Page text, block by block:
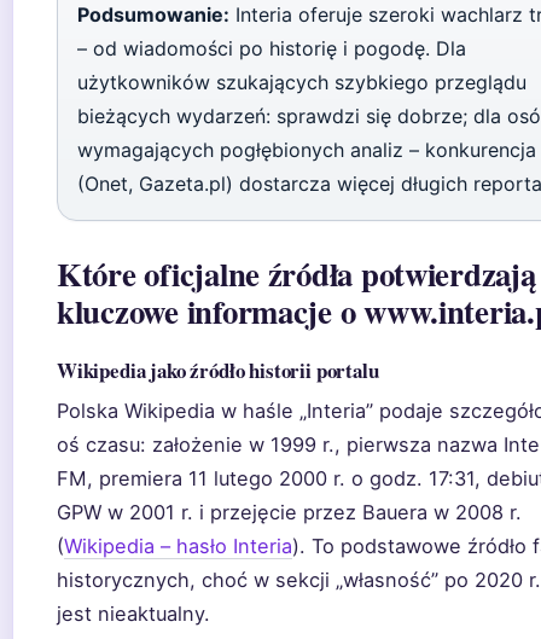
Podsumowanie: Interia oferuje szeroki wachlarz
– od wiadomości po historię i pogodę. Dla
użytkowników szukających szybkiego przeglądu
bieżących wydarzeń: sprawdzi się dobrze; dla
wymagających pogłębionych analiz – konkurencja
(Onet, Gazeta.pl) dostarcza więcej długich
Które oficjalne źródła potwierdzają
kluczowe informacje o
Wikipedia jako źródło historii portalu
Polska Wikipedia w haśle „Interia” podaje
oś czasu: założenie w 1999 r., pierwsza nazwa
FM, premiera 11 lutego 2000 r. o godz. 17:31,
GPW w 2001 r. i przejęcie przez Bauera w 2008 r.
(Wikipedia – hasło Interia). To podstawowe źródło
historycznych, choć w sekcji „własność” po 2020
jest nieaktualny.